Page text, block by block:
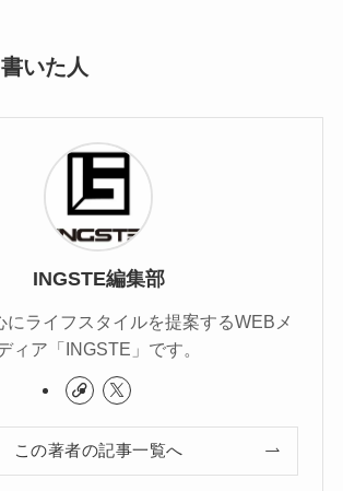
いた人
INGSTE編集部
にライフスタイルを提案するWEBメ
ィア「INGSTE」です。
この著者の記事一覧へ